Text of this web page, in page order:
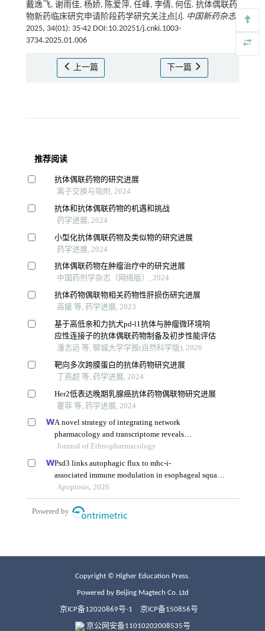
戴逸飞, 谢雨佳, 杨娇, 陈爱萍, 任峰, 李倩, 何伍. 抗体偶联药
物新药临床研究申请阶段药学研究关注点[J]. 中国新药杂志
2025, 34(01): 35-42 DOI:10.20251/j.cnki.1003-
3734.2025.01.006
上一篇 下一篇
Copyright © Higher Education Press.
Powered by Beijing Magtech Co. Ltd
京ICP备12020869号-1 京ICP备150856号
京公网安备11010202008535号